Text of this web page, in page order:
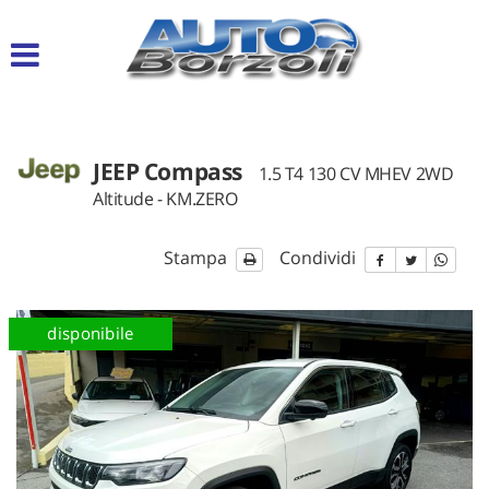
JEEP Compass
1.5 T4 130 CV MHEV 2WD
Altitude - KM.ZERO
Stampa Condividi
km 0 disponibile
Le
tue
Il
seguente
le
tue
preferenze
di
consenso
alle
tecnologie
di